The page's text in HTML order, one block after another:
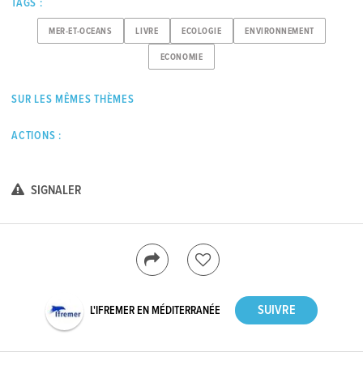
TAGS :
MER-ET-OCEANS LIVRE ECOLOGIE ENVIRONNEMENT
ECONOMIE
SUR LES MÊMES THÈMES
ACTIONS :
SIGNALER
L'IFREMER EN MÉDITERRANÉE